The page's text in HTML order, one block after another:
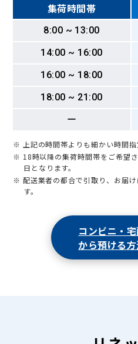
集荷時間帯
8:00 ~ 13:00
14:00 ~ 16:00
16:00 ~ 18:00
18:00 ~ 21:00
ー
※ 上記の時間帯よりも細かい時間指
※ 18時以降の集荷時間帯をご希望
日となります。
※ 配送業者の都合で引取り、お届
す。
コンビニ・
から預ける